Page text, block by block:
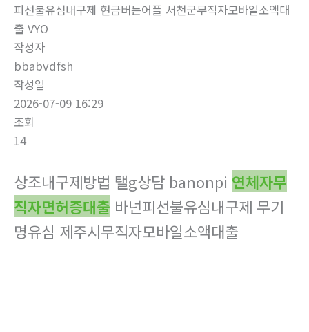
피선불유심내구제 현금버는어플 서천군무직자모바일소액대
출 VYO
작성자
bbabvdfsh
작성일
2026-07-09 16:29
조회
14
상조내구제방법 탤g상담 banonpi 연체자무
직자면허증대출 바넌피선불유심내구제 무기
명유심 제주시무직자모바일소액대출